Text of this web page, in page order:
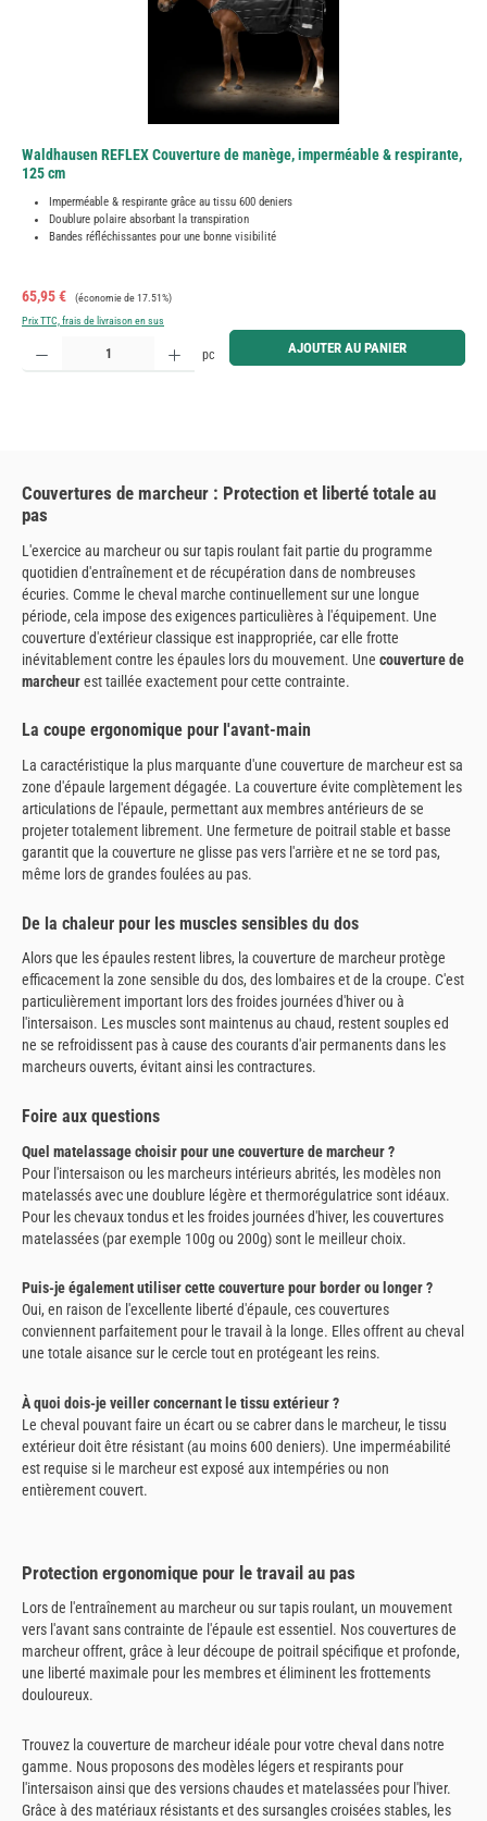
Waldhausen REFLEX Couverture de manège, imperméable & respirante,
125 cm
Imperméable & respirante grâce au tissu 600 deniers
Doublure polaire absorbant la transpiration
Bandes réfléchissantes pour une bonne visibilité
Prix de vente :
65,95 € Prix régulier :
(économie de 17.51%)
Prix TTC, frais de livraison en sus
Quantité de produit : Entrez la quantité souhaitée ou utilisez les boutons pour augmenter ou
pc AJOUTER AU PANIER
Couvertures de marcheur : Protection et liberté totale au
pas
L'exercice au marcheur ou sur tapis roulant fait partie du programme
quotidien d'entraînement et de récupération dans de nombreuses
écuries. Comme le cheval marche continuellement sur une longue
période, cela impose des exigences particulières à l'équipement. Une
couverture d'extérieur classique est inappropriée, car elle frotte
inévitablement contre les épaules lors du mouvement. Une couverture de
marcheurest taillée exactement pour cette contrainte.
La coupe ergonomique pour l'avant-main
La caractéristique la plus marquante d'une couverture de marcheur est sa
zone d'épaule largement dégagée. La couverture évite complètement les
articulations de l'épaule, permettant aux membres antérieurs de se
projeter totalement librement. Une fermeture de poitrail stable et basse
garantit que la couverture ne glisse pas vers l'arrière et ne se tord pas,
même lors de grandes foulées au pas.
De la chaleur pour les muscles sensibles du dos
Alors que les épaules restent libres, la couverture de marcheur protège
efficacement la zone sensible du dos, des lombaires et de la croupe. C'est
particulièrement important lors des froides journées d'hiver ou à
l'intersaison. Les muscles sont maintenus au chaud, restent souples ed
ne se refroidissent pas à cause des courants d'air permanents dans les
marcheurs ouverts, évitant ainsi les contractures.
Foire aux questions
Quel matelassage choisir pour une couverture de marcheur ?
Pour l'intersaison ou les marcheurs intérieurs abrités, les modèles non
matelassés avec une doublure légère et thermorégulatrice sont idéaux.
Pour les chevaux tondus et les froides journées d'hiver, les couvertures
matelassées (par exemple 100g ou 200g) sont le meilleur choix.
Puis-je également utiliser cette couverture pour border ou longer ?
Oui, en raison de l'excellente liberté d'épaule, ces couvertures
conviennent parfaitement pour le travail à la longe. Elles offrent au cheval
une totale aisance sur le cercle tout en protégeant les reins.
À quoi dois-je veiller concernant le tissu extérieur ?
Le cheval pouvant faire un écart ou se cabrer dans le marcheur, le tissu
extérieur doit être résistant (au moins 600 deniers). Une imperméabilité
est requise si le marcheur est exposé aux intempéries ou non
entièrement couvert.
Protection ergonomique pour le travail au pas
Lors de l'entraînement au marcheur ou sur tapis roulant, un mouvement
vers l'avant sans contrainte de l'épaule est essentiel. Nos couvertures de
marcheur offrent, grâce à leur découpe de poitrail spécifique et profonde,
une liberté maximale pour les membres et éliminent les frottements
douloureux.
Trouvez la couverture de marcheur idéale pour votre cheval dans notre
gamme. Nous proposons des modèles légers et respirants pour
l'intersaison ainsi que des versions chaudes et matelassées pour l'hiver.
Grâce à des matériaux résistants et des sursangles croisées stables, les